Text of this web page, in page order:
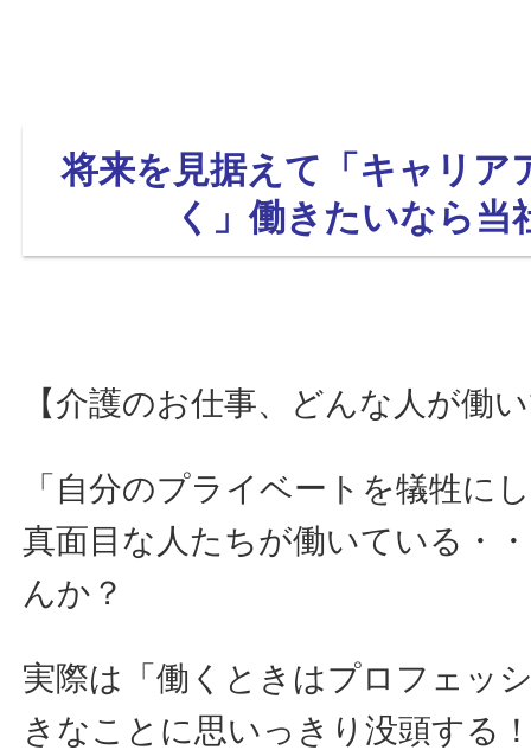
将来を見据えて「キャリア
く」働きたいなら 当
【介護のお仕事、どんな人が働
「自分のプライベートを犠牲に
真面目な人たちが働いている・
んか？
実際は「働くときはプロフェッ
きなことに思いっきり没頭する